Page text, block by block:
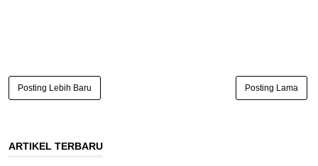
Posting Lebih Baru Posting Lama
ARTIKEL TERBARU